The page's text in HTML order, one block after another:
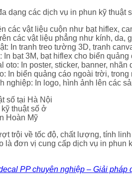
dạng các dịch vụ in phun kỹ thuật
các vật liệu cuộn như bạt hiflex,
các vật liệu phẳng như kính, da,
In tranh treo tường 3D, tranh
In bạt 3M, bạt hiflex cho biển quảng
oto: In poster, sticker, banner, nhãn
In biển quảng cáo ngoài trời, trong
nghiệp: In logo, hình ảnh lên các
thuật số ở
Hoàn Mỹ
trội về tốc độ, chất lượng, tính linh
là đơn vị cung cấp dịch vụ in phun
PP chuyên nghiệp – Giải pháp